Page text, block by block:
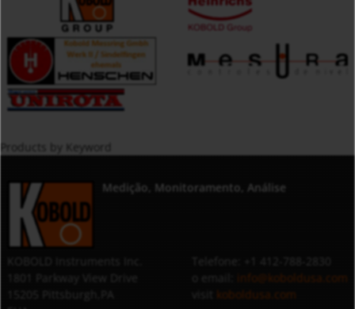
Products by Keyword
Medição, Monitoramento, Análise
info@koboldusa.com
koboldusa.com